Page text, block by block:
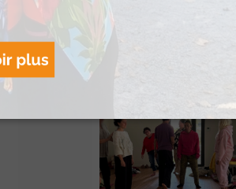
de l’été à La Pierre Saint-
Martin
Lire Plus »